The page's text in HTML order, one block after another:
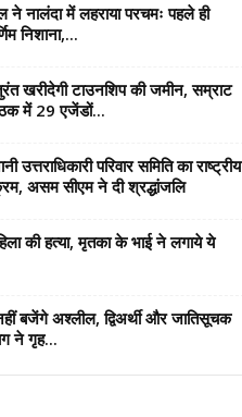
ने नालंदा में लहराया परचमः पहले ही
निशाना,...
खरीदेगी टाउनशिप की जमीन, सम्राट
में 29 एजेंडों...
उत्तराधिकारी परिवार समिति का राष्ट्रीय
असम सीएम ने दी श्रद्धांजलि
की हत्या, मृतका के भाई ने लगाये ये
बजेंगे अश्लील, द्विअर्थी और जातिसूचक
ने गृह...